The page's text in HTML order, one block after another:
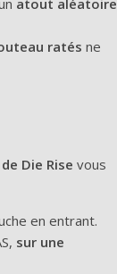
ratés ne
Die Rise vous
en entrant.
sur une